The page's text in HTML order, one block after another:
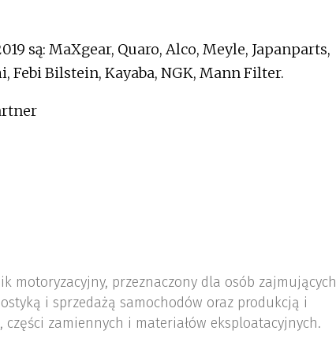
są: MaXgear, Quaro, Alco, Meyle, Japanparts,
Febi Bilstein, Kayaba, NGK, Mann Filter.
motoryzacyjny, przeznaczony dla osób zajmujących
i sprzedażą samochodów oraz produkcją i
zamiennych i materiałów eksploatacyjnych.